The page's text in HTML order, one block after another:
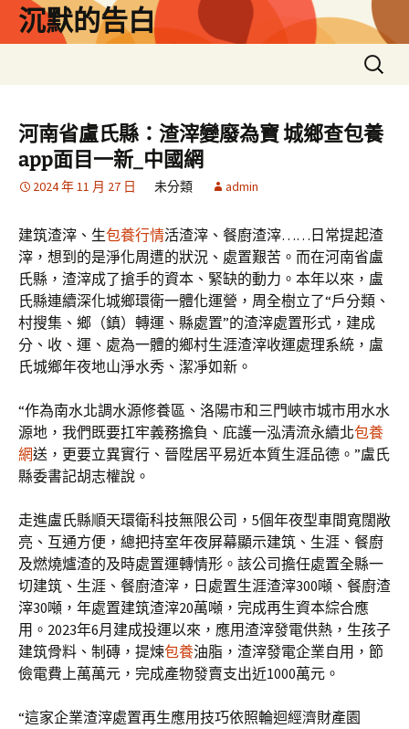
沉默的告白
搜
尋
鍵
字:
河南省盧氏縣：渣滓變廢為寶 城鄉查包養
app面目一新_中國網
2024 年 11 月 27 日 未分類 admin
建筑渣滓、生包養行情活渣滓、餐廚渣滓……日常提起渣
滓，想到的是淨化周遭的狀況、處置艱苦。而在河南省盧
氏縣，渣滓成了搶手的資本、緊缺的動力。本年以來，盧
氏縣連續深化城鄉環衛一體化運營，周全樹立了“戶分類、
村搜集、鄉（鎮）轉運、縣處置”的渣滓處置形式，建成
分、收、運、處為一體的鄉村生涯渣滓收運處理系統，盧
氏城鄉年夜地山淨水秀、潔凈如新。
“作為南水北調水源修養區、洛陽市和三門峽市城市用水水
源地，我們既要扛牢義務擔負、庇護一泓清流永續北包養
網送，更要立異實行、晉陞居平易近本質生涯品德。”盧氏
縣委書記胡志權說。
走進盧氏縣順天環衛科技無限公司，5個年夜型車間寬闊敞
亮、互通方便，總把持室年夜屏幕顯示建筑、生涯、餐廚
及燃燒爐渣的及時處置運轉情形。該公司擔任處置全縣一
切建筑、生涯、餐廚渣滓，日處置生涯渣滓300噸、餐廚渣
滓30噸，年處置建筑渣滓20萬噸，完成再生資本綜合應
用。2023年6月建成投運以來，應用渣滓發電供熱，生孩子
建筑骨料、制磚，提煉包養油脂，渣滓發電企業自用，節
儉電費上萬萬元，完成產物發賣支出近1000萬元。
“這家企業渣滓處置再生應用技巧依照輪迴經濟財產園